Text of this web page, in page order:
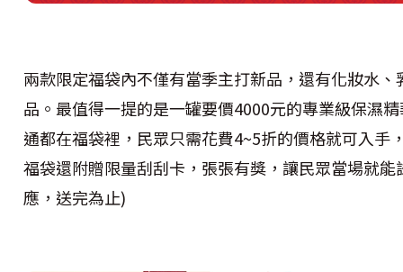
兩款限定福袋內不僅有當季主打新品，還有化妝水
品。最值得一提的是一罐要價4000元的專業級保濕
通都在福袋裡，民眾只需花費4~5折的價格就可入手
福袋還附贈限量刮刮卡，張張有獎，讓民眾當場就
應，送完為止)